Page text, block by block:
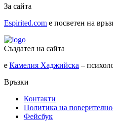
За сайта
Espirited.com e посветен на
Създател на сайта
е Камелия Хаджийска –
Връзки
Контакти
Политика на
Фейсбук